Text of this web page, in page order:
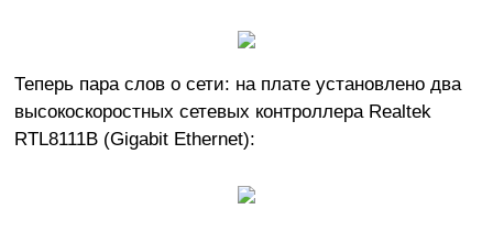
Теперь пара слов о сети: на плате установлено два
высокоскоростных сетевых контроллера Realtek
RTL8111B (Gigabit Ethernet):